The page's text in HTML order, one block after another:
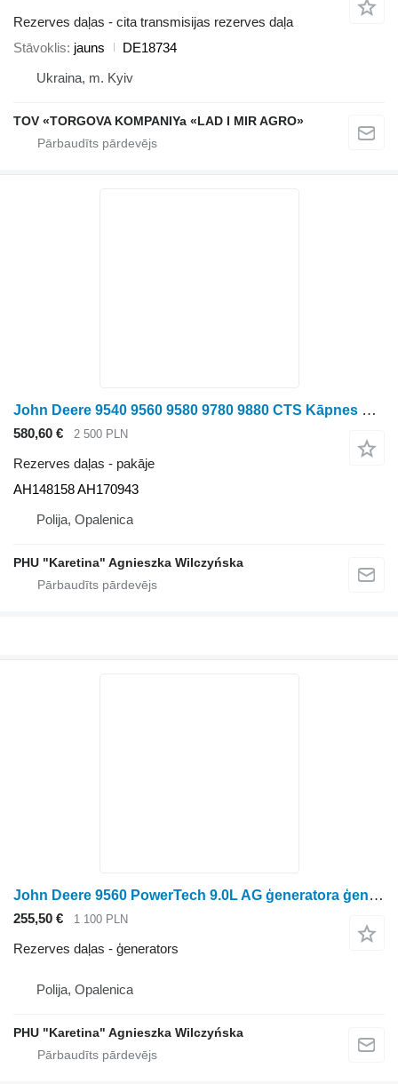
Rezerves daļas - cita transmisijas rezerves daļa
Stāvoklis jauns
DE18734
Ukraina, m. Kyiv
TOV «TORGOVA KOMPANIYa «LAD I MIR AGRO»
John Deere 9540 9560 9580 9780 9880 CTS Kāpnes Kāpnes AH148158 AH170943 pakāje paredzēts John Deere 9540 9560 9580 9780 9880 graudu kombaina
580,60 € 2 500 PLN
Rezerves daļas - pakāje
AH148158 AH170943
Polija, Opalenica
PHU "Karetina" Agnieszka Wilczyńska
John Deere 9560 PowerTech 9.0L AG ģeneratora ģenerators 12V 200A AH229090 AX paredzēts John Deere 9560 graudu kombaina
255,50 € 1 100 PLN
Rezerves daļas - ģenerators
Polija, Opalenica
PHU "Karetina" Agnieszka Wilczyńska